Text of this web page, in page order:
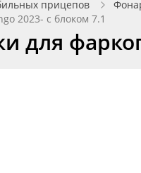
прицепов
2023- с блоком 7.1
для